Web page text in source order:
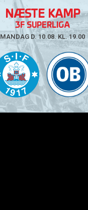
NÆSTE KAMP
3F SUPERLIGA
MANDAG D. 10.08. KL. 19.00